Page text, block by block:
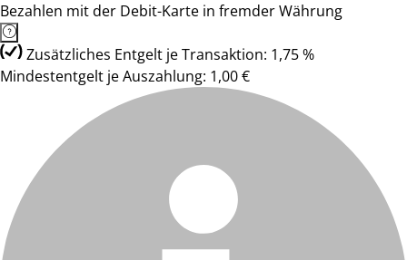
Bezahlen mit der Debit-Karte in fremder Währung
Zusätzliches Entgelt je Transaktion: 1,75 %
Mindestentgelt je Auszahlung: 1,00 €